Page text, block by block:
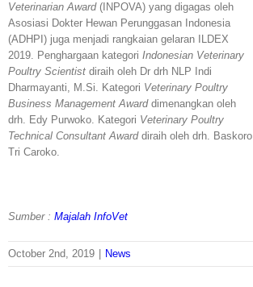
Veterinarian Award (INPOVA) yang digagas oleh
Asosiasi Dokter Hewan Perunggasan Indonesia
(ADHPI) juga menjadi rangkaian gelaran ILDEX
2019. Penghargaan kategori Indonesian Veterinary
Poultry Scientist diraih oleh Dr drh NLP Indi
Dharmayanti, M.Si. Kategori Veterinary Poultry
Business Management Award dimenangkan oleh
drh. Edy Purwoko. Kategori Veterinary Poultry
Technical Consultant Award diraih oleh drh. Baskoro
Tri Caroko.
Sumber : Majalah InfoVet
October 2nd, 2019 News